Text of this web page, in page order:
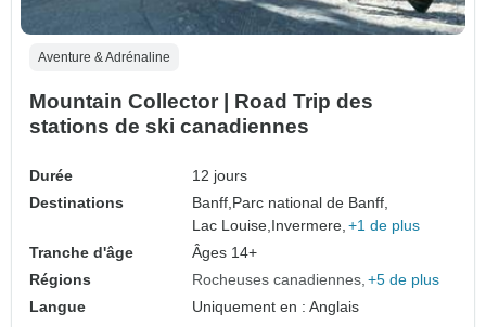
Aventure & Adrénaline
Mountain Collector | Road Trip des
stations de ski canadiennes
Durée
12 jours
Destinations
Banff, Parc national de Banff,
Lac Louise, Invermere, +1 de plus
Tranche d'âge
Âges 14+
Régions
Rocheuses canadiennes +5 de plus
Langue
Uniquement en : Anglais